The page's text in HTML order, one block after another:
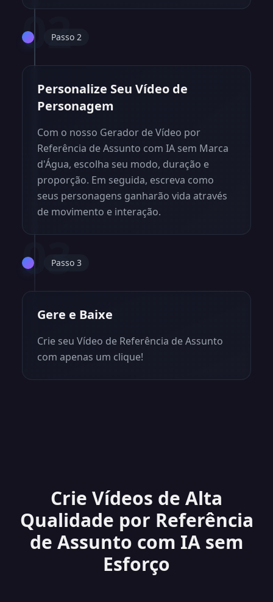
02
Passo 2
Personalize Seu Vídeo de
Personagem
Com o nosso Gerador de Vídeo por
Referência de Assunto com IA sem Marca
d'Água, escolha seu modo, duração e
proporção. Em seguida, escreva como
seus personagens ganharão vida através
de movimento e interação.
03
Passo 3
Gere e Baixe
Crie seu Vídeo de Referência de Assunto
com apenas um clique!
Crie Vídeos de Alta
Qualidade por Referência
de Assunto com IA sem
Esforço